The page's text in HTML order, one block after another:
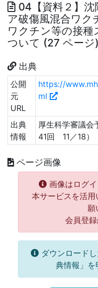
04【資料２】沈
ア破傷風混合ワク
ワクチン等の接種
ついて (27 ページ)
出典
公開
元
URL
https://
ml
出典
情報
厚生科学審議会
41回 11／18）
ページ画像
画像はログイ
本サービスを活
願
会員登
ダウンロードし
典情報」を